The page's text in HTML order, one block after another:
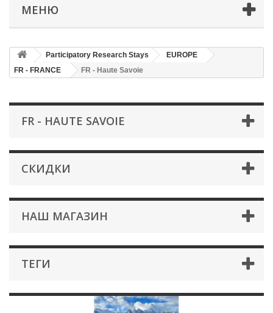
МЕНЮ
Participatory Research Stays
EUROPE
FR - FRANCE
FR - Haute Savoie
FR - HAUTE SAVOIE
СКИДКИ
НАШ МАГАЗИН
ТЕГИ